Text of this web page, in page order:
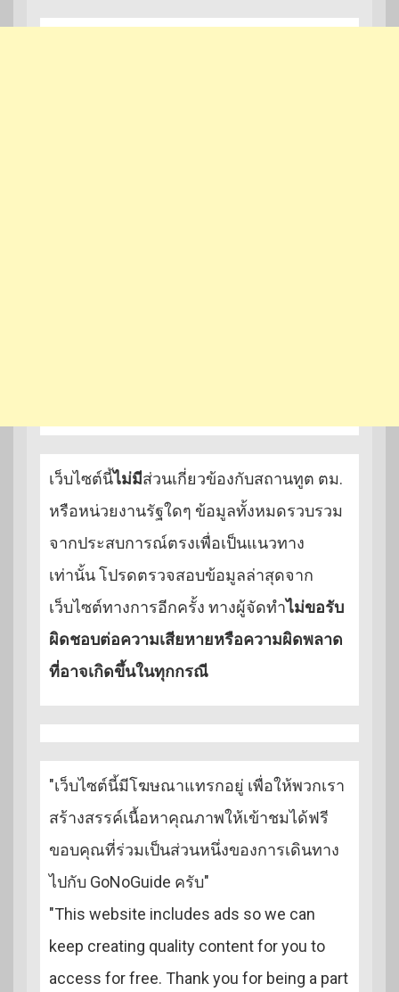
เว็บไซต์นี้ไม่มีส่วนเกี่ยวข้องกับสถานทูต ตม.
หรือหน่วยงานรัฐใดๆ ข้อมูลทั้งหมดรวบรวม
จากประสบการณ์ตรงเพื่อเป็นแนวทาง
เท่านั้น โปรดตรวจสอบข้อมูลล่าสุดจาก
เว็บไซต์ทางการอีกครั้ง ทางผู้จัดทำไม่ขอรับ
ผิดชอบต่อความเสียหายหรือความผิดพลาด
ที่อาจเกิดขึ้นในทุกกรณี
"เว็บไซต์นี้มีโฆษณาแทรกอยู่ เพื่อให้พวกเรา
สร้างสรรค์เนื้อหาคุณภาพให้เข้าชมได้ฟรี
ขอบคุณที่ร่วมเป็นส่วนหนึ่งของการเดินทาง
ไปกับ GoNoGuide ครับ"
"This website includes ads so we can
keep creating quality content for you to
access for free. Thank you for being a part